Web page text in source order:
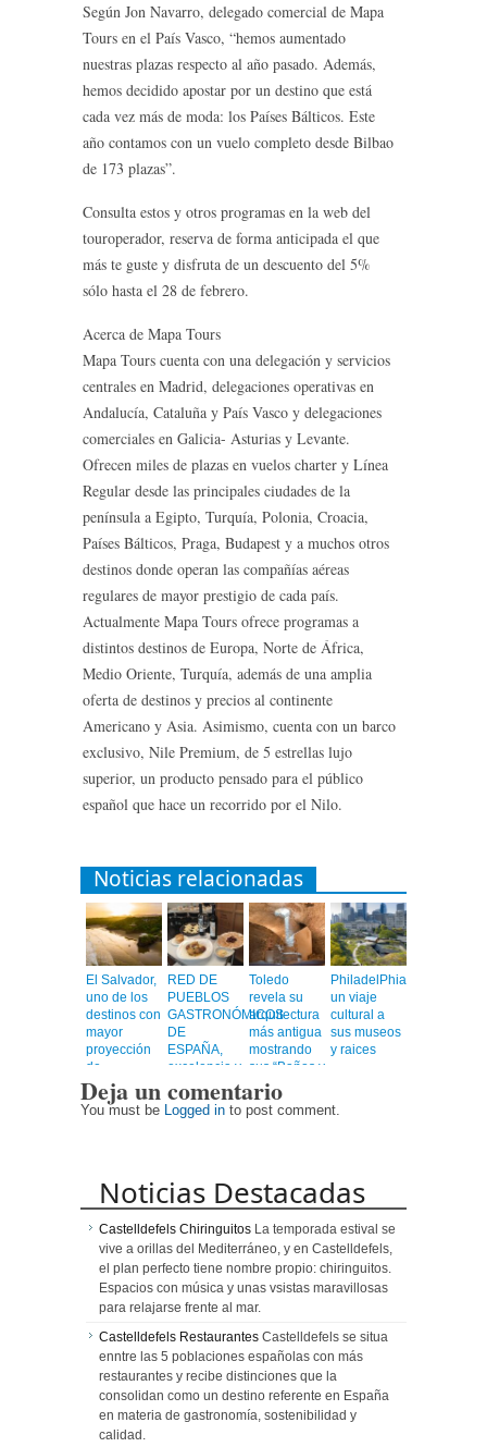
Según Jon Navarro, delegado comercial de Mapa
Tours en el País Vasco, “hemos aumentado
nuestras plazas respecto al año pasado. Además,
hemos decidido apostar por un destino que está
cada vez más de moda: los Países Bálticos. Este
año contamos con un vuelo completo desde Bilbao
de 173 plazas”.
Consulta estos y otros programas en la web del
touroperador, reserva de forma anticipada el que
más te guste y disfruta de un descuento del 5%
sólo hasta el 28 de febrero.
Acerca de Mapa Tours
Mapa Tours cuenta con una delegación y servicios
centrales en Madrid, delegaciones operativas en
Andalucía, Cataluña y País Vasco y delegaciones
comerciales en Galicia- Asturias y Levante.
Ofrecen miles de plazas en vuelos charter y Línea
Regular desde las principales ciudades de la
península a Egipto, Turquía, Polonia, Croacia,
Países Bálticos, Praga, Budapest y a muchos otros
destinos donde operan las compañías aéreas
regulares de mayor prestigio de cada país.
Actualmente Mapa Tours ofrece programas a
distintos destinos de Europa, Norte de África,
Medio Oriente, Turquía, además de una amplia
oferta de destinos y precios al continente
Americano y Asia. Asimismo, cuenta con un barco
exclusivo, Nile Premium, de 5 estrellas lujo
superior, un producto pensado para el público
español que hace un recorrido por el Nilo.
Noticias relacionadas
El Salvador,
uno de los
destinos con
mayor
proyección
de
Centroamérica
RED DE
PUEBLOS
GASTRONÓMICOS
DE
ESPAÑA,
excelencia y
un viaje
emocionante
Toledo
revela su
arquitectura
más antigua
mostrando
sus “Baños y
Mezquitas”
PhiladelPhia,
un viaje
cultural a
sus museos
y raices
Deja un comentario
You must be Logged in to post comment.
Noticias Destacadas
Castelldefels Chiringuitos La temporada estival se
vive a orillas del Mediterráneo, y en Castelldefels,
el plan perfecto tiene nombre propio: chiringuitos.
Espacios con música y unas vsistas maravillosas
para relajarse frente al mar.
Castelldefels Restaurantes Castelldefels se situa
enntre las 5 poblaciones españolas con más
restaurantes y recibe distinciones que la
consolidan como un destino referente en España
en materia de gastronomía, sostenibilidad y
calidad.